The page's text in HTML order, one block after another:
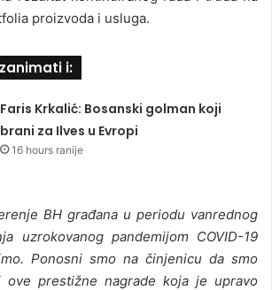
proizvoda i usluga.
i:
Faris Krkalić: Bosanski golman koji
brani za Ilves u Evropi
16 hours ranije
BH građana u periodu vanrednog
uzrokovanog pandemijom COVID-19
Ponosni smo na činjenicu da smo
ove prestižne nagrade koja je upravo